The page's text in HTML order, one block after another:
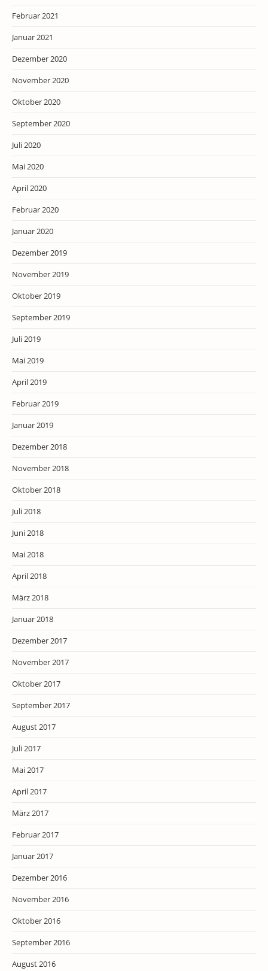
Februar 2021
Januar 2021
Dezember 2020
November 2020
Oktober 2020
September 2020
Juli 2020
Mai 2020
April 2020
Februar 2020
Januar 2020
Dezember 2019
November 2019
Oktober 2019
September 2019
Juli 2019
Mai 2019
April 2019
Februar 2019
Januar 2019
Dezember 2018
November 2018
Oktober 2018
Juli 2018
Juni 2018
Mai 2018
April 2018
März 2018
Januar 2018
Dezember 2017
November 2017
Oktober 2017
September 2017
August 2017
Juli 2017
Mai 2017
April 2017
März 2017
Februar 2017
Januar 2017
Dezember 2016
November 2016
Oktober 2016
September 2016
August 2016